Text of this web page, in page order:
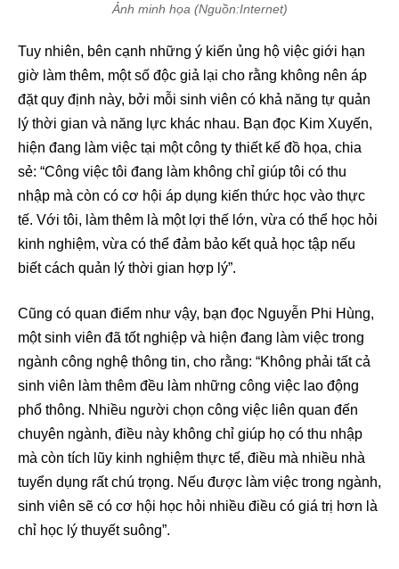
Ảnh minh họa (Nguồn:Internet)
Tuy nhiên, bên cạnh những ý kiến ủng hộ việc giới hạn
giờ làm thêm, một số độc giả lại cho rằng không nên áp
đặt quy định này, bởi mỗi sinh viên có khả năng tự quản
lý thời gian và năng lực khác nhau. Bạn đọc Kim Xuyến,
hiện đang làm việc tại một công ty thiết kế đồ họa, chia
sẻ: “Công việc tôi đang làm không chỉ giúp tôi có thu
nhập mà còn có cơ hội áp dụng kiến thức học vào thực
tế. Với tôi, làm thêm là một lợi thế lớn, vừa có thể học hỏi
kinh nghiệm, vừa có thể đảm bảo kết quả học tập nếu
biết cách quản lý thời gian hợp lý”.
Cũng có quan điểm như vậy, bạn đọc Nguyễn Phi Hùng,
một sinh viên đã tốt nghiệp và hiện đang làm việc trong
ngành công nghệ thông tin, cho rằng: “Không phải tất cả
sinh viên làm thêm đều làm những công việc lao động
phổ thông. Nhiều người chọn công việc liên quan đến
chuyên ngành, điều này không chỉ giúp họ có thu nhập
mà còn tích lũy kinh nghiệm thực tế, điều mà nhiều nhà
tuyển dụng rất chú trọng. Nếu được làm việc trong ngành,
sinh viên sẽ có cơ hội học hỏi nhiều điều có giá trị hơn là
chỉ học lý thuyết suông”.